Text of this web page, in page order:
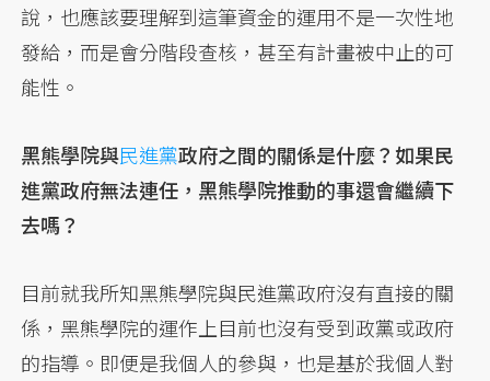
說，也應該要理解到這筆資金的運用不是一次性地
發給，而是會分階段查核，甚至有計畫被中止的可
能性。
黑熊學院與民進黨政府之間的關係是什麼？如果民
進黨政府無法連任，黑熊學院推動的事還會繼續下
去嗎？
目前就我所知黑熊學院與民進黨政府沒有直接的關
係，黑熊學院的運作上目前也沒有受到政黨或政府
的指導。即便是我個人的參與，也是基於我個人對